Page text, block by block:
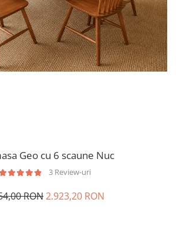
Geo cu 6 scaune Nuc
3 Review-uri
RON2.923,20 RON